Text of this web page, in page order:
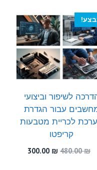
לשיפור וביצועי
עבור הגדרת
לכריית מטבעות
קריפטו
480.00₪
המחיר
300.00 ₪
המחיר